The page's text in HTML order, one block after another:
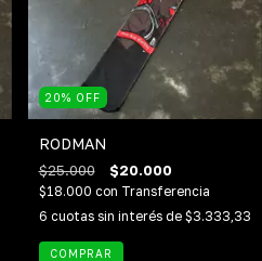
20% OFF
RODMAN
$25.000 $20.000
$18.000 con Transferencia
6 cuotas sin interés de $3.333,33